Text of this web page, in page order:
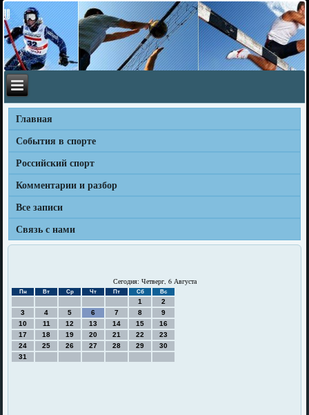
Главная
События в спорте
Российский спорт
Комментарии и разбор
Все записи
Связь с нами
Сегодня: Четверг, 6 Августа
Пн Вт Ср Чт Пт Сб Вс
1
2
3
4 5 6 7 8
9
10
11 12 13 14 15
16
17
18 19 20 21 22
23
24
25 26 27 28 29
30
31